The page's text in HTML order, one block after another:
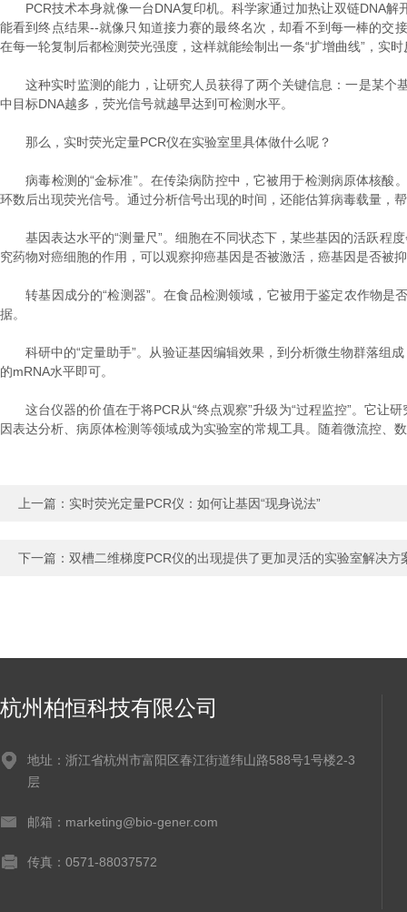
PCR技术本身就像一台DNA复印机。科学家通过加热让双链DNA解
能看到终点结果--就像只知道接力赛的最终名次，却看不到每一棒的交
在每一轮复制后都检测荧光强度，这样就能绘制出一条“扩增曲线”，实
这种实时监测的能力，让研究人员获得了两个关键信息：一是某个
中目标DNA越多，荧光信号就越早达到可检测水平。
那么，实时荧光定量PCR仪在实验室里具体做什么呢？
病毒检测的“金标准”。在传染病防控中，它被用于检测病原体核酸
环数后出现荧光信号。通过分析信号出现的时间，还能估算病毒载量，
基因表达水平的“测量尺”。细胞在不同状态下，某些基因的活跃程
究药物对癌细胞的作用，可以观察抑癌基因是否被激活，癌基因是否被
转基因成分的“检测器”。在食品检测领域，它被用于鉴定农作物是
据。
科研中的“定量助手”。从验证基因编辑效果，到分析微生物群落组
的mRNA水平即可。
这台仪器的价值在于将PCR从“终点观察”升级为“过程监控”。它让
因表达分析、病原体检测等领域成为实验室的常规工具。随着微流控、
上一篇： 实时荧光定量PCR仪：如何让基因“现身说法”
下一篇： 双槽二维梯度PCR仪的出现提供了更加灵活的实验室解决方
杭州柏恒科技有限公司
地址：浙江省杭州市富阳区春江街道纬山路588号1号楼2-3
层
邮箱：marketing@bio-gener.com
传真：0571-88037572